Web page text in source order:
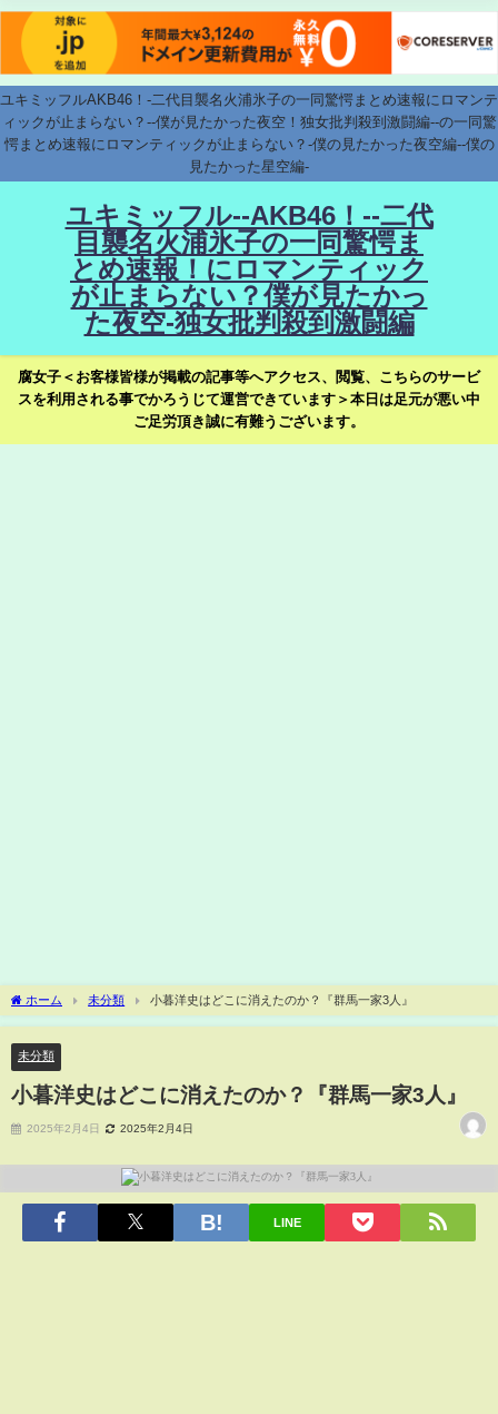
ユキミッフルAKB46！-二代目襲名火浦氷子の一同驚愕まとめ速報にロマンテ
ィックが止まらない？--僕が見たかった夜空！独女批判殺到激闘編--の一同驚
愕まとめ速報にロマンティックが止まらない？-僕の見たかった夜空編--僕の
見たかった星空編-
ユキミッフル--AKB46！--二代
目襲名火浦氷子の一同驚愕ま
とめ速報！にロマンティック
が止まらない？僕が見たかっ
た夜空-独女批判殺到激闘編
腐女子＜お客様皆様が掲載の記事等へアクセス、閲覧、こちらのサービ
スを利用される事でかろうじて運営できています＞本日は足元が悪い中
ご足労頂き誠に有難うございます。
ホーム 未分類 小暮洋史はどこに消えたのか？『群馬一家3人』
未分類
小暮洋史はどこに消えたのか？『群馬一家3人』
2025年2月4日 2025年2月4日
LINE